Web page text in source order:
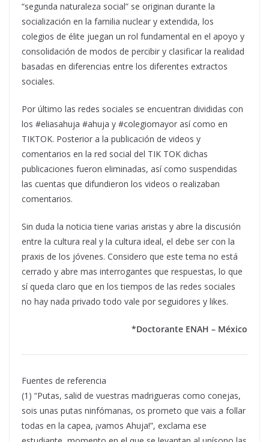
“segunda naturaleza social” se originan durante la
socialización en la familia nuclear y extendida, los
colegios de élite juegan un rol fundamental en el apoyo y
consolidación de modos de percibir y clasificar la realidad
basadas en diferencias entre los diferentes extractos
sociales.
Por último las redes sociales se encuentran divididas con
los #eliasahuja #ahuja y #colegiomayor así como en
TIKTOK. Posterior a la publicación de videos y
comentarios en la red social del TIK TOK dichas
publicaciones fueron eliminadas, así como suspendidas
las cuentas que difundieron los videos o realizaban
comentarios.
Sin duda la noticia tiene varias aristas y abre la discusión
entre la cultura real y la cultura ideal, el debe ser con la
praxis de los jóvenes. Considero que este tema no está
cerrado y abre mas interrogantes que respuestas, lo que
sí queda claro que en los tiempos de las redes sociales
no hay nada privado todo vale por seguidores y likes.
*Doctorante ENAH – México
Fuentes de referencia
(1) “Putas, salid de vuestras madrigueras como conejas,
sois unas putas ninfómanas, os prometo que vais a follar
todas en la capea, ¡vamos Ahuja!”, exclama ese